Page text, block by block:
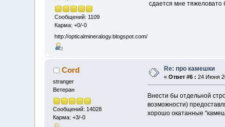
Сообщений: 1109
Карма: +0/-0
http://opticalmineralogy.blogspot.com/
сдается мне тяжеловато
Cord
stranger
Ветеран
Сообщений: 14028
Карма: +3/-0
Re: про камешки
«Ответ #6 : 24 Июня
Внести бы отдельной
возможности)
хорошо окатанные